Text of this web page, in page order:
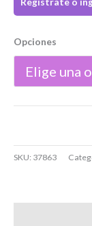
Opciones
SKU: 37863